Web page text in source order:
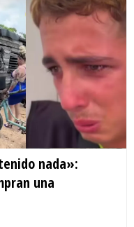
nada»:
una